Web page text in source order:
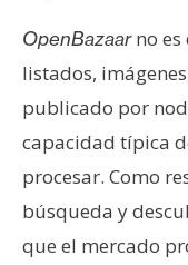
OpenBazaarno es
listados,
publicado por
capacidad típica
procesar. Como
búsqueda y
que el mercado